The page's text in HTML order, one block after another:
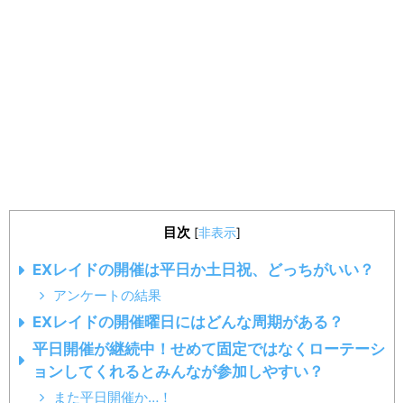
目次 [非表示]
EXレイドの開催は平日か土日祝、どっちがいい？
アンケートの結果
EXレイドの開催曜日にはどんな周期がある？
平日開催が継続中！せめて固定ではなくローテーシ
ョンしてくれるとみんなが参加しやすい？
また平日開催か…！